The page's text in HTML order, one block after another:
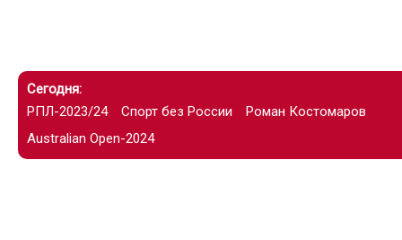
Сегодня:
РПЛ-2023/24
Спорт без России
Роман Костомаров
Australian Open-2024